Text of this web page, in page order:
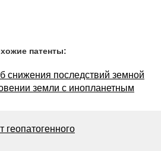
патенты:
снижения последствий земной
земли с инопланетным